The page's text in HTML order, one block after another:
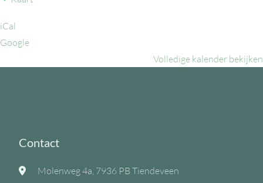
iCal
Google
Volledige kalender bekijken
Contact
Molenweg 4a, 7936 PB Tiendeveen